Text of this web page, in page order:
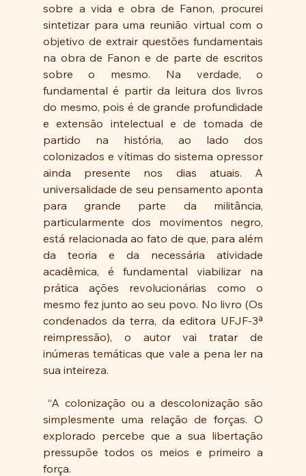
sobre a vida e obra de Fanon, procurei
sintetizar para uma reunião virtual com o
objetivo de extrair questões fundamentais
na obra de Fanon e de parte de escritos
sobre o mesmo. Na verdade, o
fundamental é partir da leitura dos livros
do mesmo, pois é de grande profundidade
e extensão intelectual e de tomada de
partido na história, ao lado dos
colonizados e vítimas do sistema opressor
ainda presente nos dias atuais. A
universalidade de seu pensamento aponta
para grande parte da militância,
particularmente dos movimentos negro,
está relacionada ao fato de que, para além
da teoria e da necessária atividade
acadêmica, é fundamental viabilizar na
prática ações revolucionárias como o
mesmo fez junto ao seu povo. No livro (Os
condenados da terra, da editora UFJF-3ª
reimpressão), o autor vai tratar de
inúmeras temáticas que vale a pena ler na
sua inteireza.
“A colonização ou a descolonização são
simplesmente uma relação de forças. O
explorado percebe que a sua libertação
pressupõe todos os meios e primeiro a
força.